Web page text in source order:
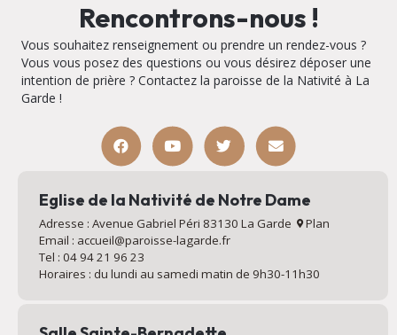
Rencontrons-nous !
Vous souhaitez renseignement ou prendre un rendez-vous ?
Vous vous posez des questions ou vous désirez déposer une
intention de prière ? Contactez la paroisse de la Nativité à La
Garde !
Eglise de la Nativité de Notre Dame
Adresse : Avenue Gabriel Péri 83130 La Garde
Plan
Email : accueil@paroisse-lagarde.fr
Tel : 04 94 21 96 23
Horaires : du lundi au samedi matin de 9h30-11h30